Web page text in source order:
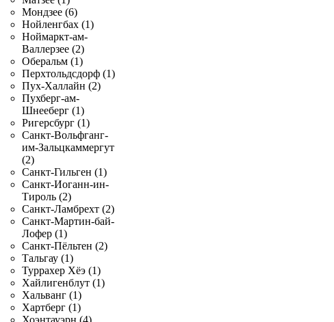
Мондзее (6)
Нойленгбах (1)
Ноймаркт-ам-
Валлерзее (2)
Оберальм (1)
Перхтольдсдорф (1)
Пух-Халлайн (2)
Пухберг-ам-
Шнееберг (1)
Ригерсбург (1)
Санкт-Вольфганг-
им-Зальцкаммергут
(2)
Санкт-Гильген (1)
Санкт-Иоганн-ин-
Тироль (2)
Санкт-Ламбрехт (2)
Санкт-Мартин-бай-
Лофер (1)
Санкт-Пёльтен (2)
Тальгау (1)
Туррахер Хёэ (1)
Хайлигенблут (1)
Хальванг (1)
Хартберг (1)
Хоэнтауэрн (4)